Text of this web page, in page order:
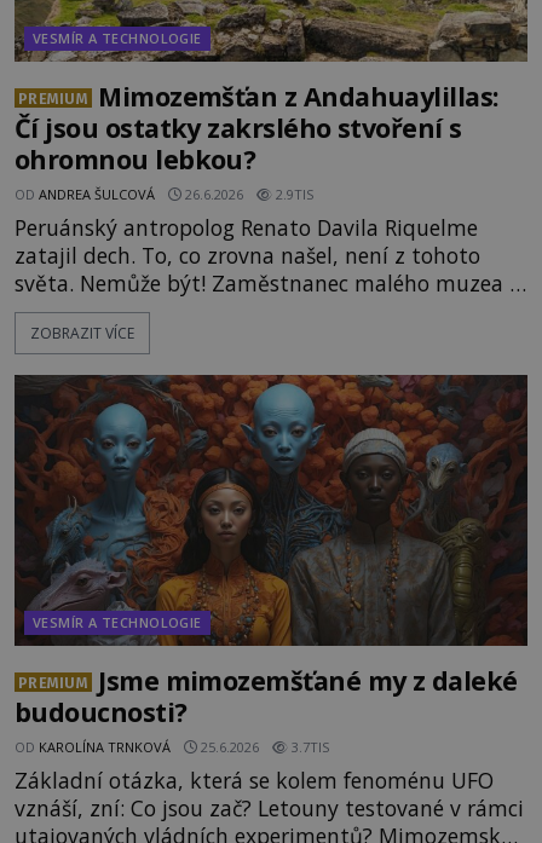
VESMÍR A TECHNOLOGIE
PREMIUM
Mimozemšťan z Andahuaylillas:
Čí jsou ostatky zakrslého stvoření s
ohromnou lebkou?
OD ANDREA ŠULCOVÁ 26.6.2026 2.9TIS
Peruánský antropolog Renato Davila Riquelme
zatajil dech. To, co zrovna našel, není z tohoto
světa. Nemůže být! Zaměstnanec malého muzea v
peruánském městečku Andahuaylillas nedaleko
legendárního Cuzca pomalu sestupuje z posvátné
Právě nalezl ostatky dvou mimozemšťanů! Vědci
nad nálezem kroutí hlavou. Už na
ZOBRAZIT VÍCE
VESMÍR A TECHNOLOGIE
PREMIUM
Jsme mimozemšťané my z daleké
budoucnosti?
OD KAROLÍNA TRNKOVÁ 25.6.2026 3.7TIS
Základní otázka, která se kolem fenoménu UFO
vznáší, zní: Co jsou zač? Letouny testované v rámci
utajovaných vládních experimentů? Mimozemské